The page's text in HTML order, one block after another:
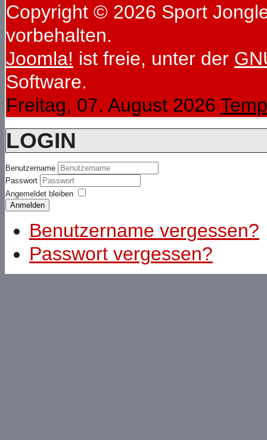
Copyright © 2026 Sport
vorbehalten.
Joomla! ist freie, unter der
Software.
Freitag, 07. August 2026
LOGIN
Benutzername
Passwort
Angemeldet bleiben
Anmelden
Benutzername vergessen?
Passwort vergessen?